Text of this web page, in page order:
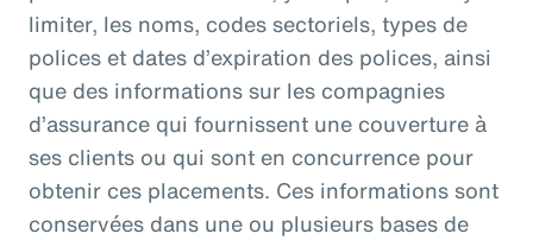
limiter, les noms, codes sectoriels, types de
polices et dates d’expiration des polices, ainsi
que des informations sur les compagnies
d’assurance qui fournissent une couverture à
ses clients ou qui sont en concurrence pour
obtenir ces placements. Ces informations sont
conservées dans une ou plusieurs bases de